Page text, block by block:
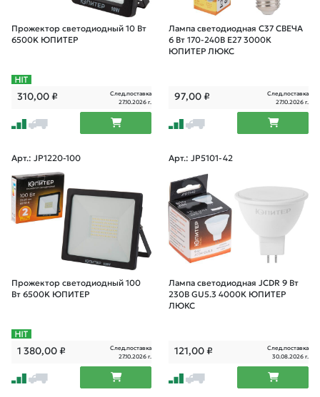
Прожектор светодиодный 10 Вт
6500K ЮПИТЕР
310,00₽
След.поставка
27.10.2026 г.
Лампа светодиодная C37 СВЕЧА
6 Вт 170-240В E27 3000К
ЮПИТЕР ЛЮКС
97,00₽
След.поставка
27.10.2026 г.
Арт.: JP1220-100
Прожектор светодиодный 100
Вт 6500K ЮПИТЕР
1 380,00₽
След.поставка
27.10.2026 г.
Арт.: JP5101-42
Лампа светодиодная JCDR 9 Вт
230В GU5.3 4000К ЮПИТЕР
ЛЮКС
121,00₽
След.поставка
30.08.2026 г.